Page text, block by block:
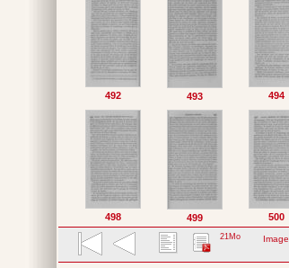
492 493 494
498 499 500
21Mo Image